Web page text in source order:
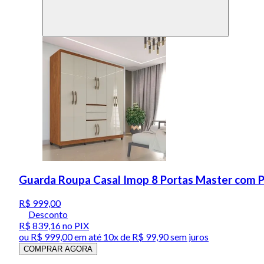
Guarda Roupa Casal Imop 8 Portas Master com
R$ 999,00
Desconto
R$ 839,16no PIX
ou R$ 999,00em até 10x de R$ 99,90 sem juros
COMPRAR AGORA